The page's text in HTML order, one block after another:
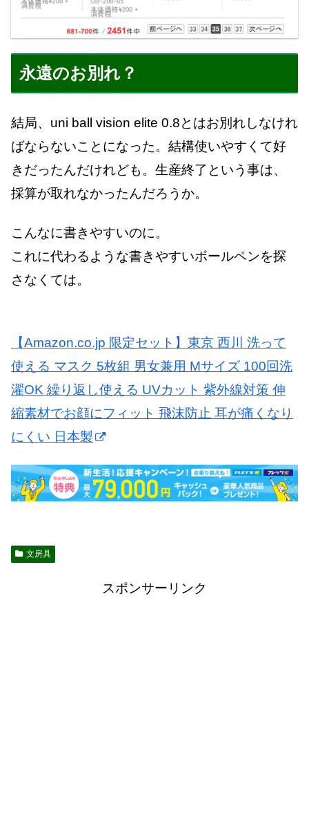
永遠のお別れ？
結局、uni ball vision elite 0.8とはお別れしなけれ
ばならないことになった。結構使いやすくて好
きだったんだけれども。生産終了という事は、
採算が取れなかったんだろうか。
こんなに書きやすいのに。
これに代わるような書きやすいボールペンを探
さなくては。
【Amazon.co.jp 限定セット】東京 西川 洗って
使える マスク 5枚組 男女兼用 Mサイズ 100回洗
濯OK 繰り返し使える UVカット 紫外線対策 伸
縮素材でお顔にフィット 飛沫防止 耳が痛くなり
にくい 日本製
文房具
スポンサーリンク